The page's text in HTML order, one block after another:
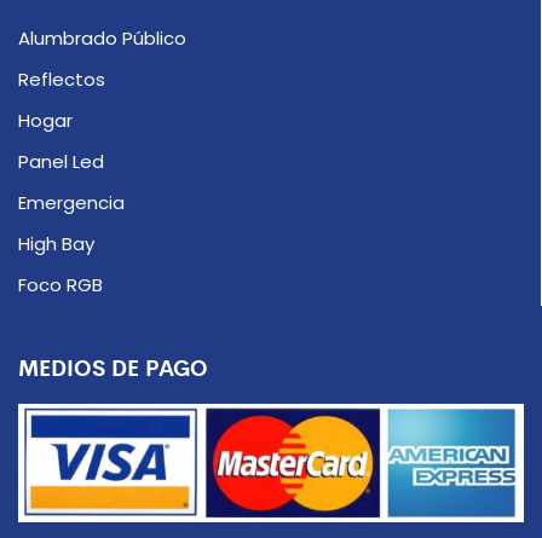
Alumbrado Público
Reflectos
Hogar
Panel Led
Emergencia
High Bay
Foco RGB
MEDIOS DE PAGO